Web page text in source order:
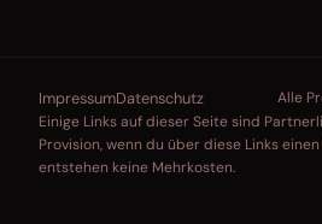
ImpressumDatenschutz
Alle
Einige Links auf dieser Seite sind
Provision, wenn du über diese Links
entstehen keine Mehrkosten.